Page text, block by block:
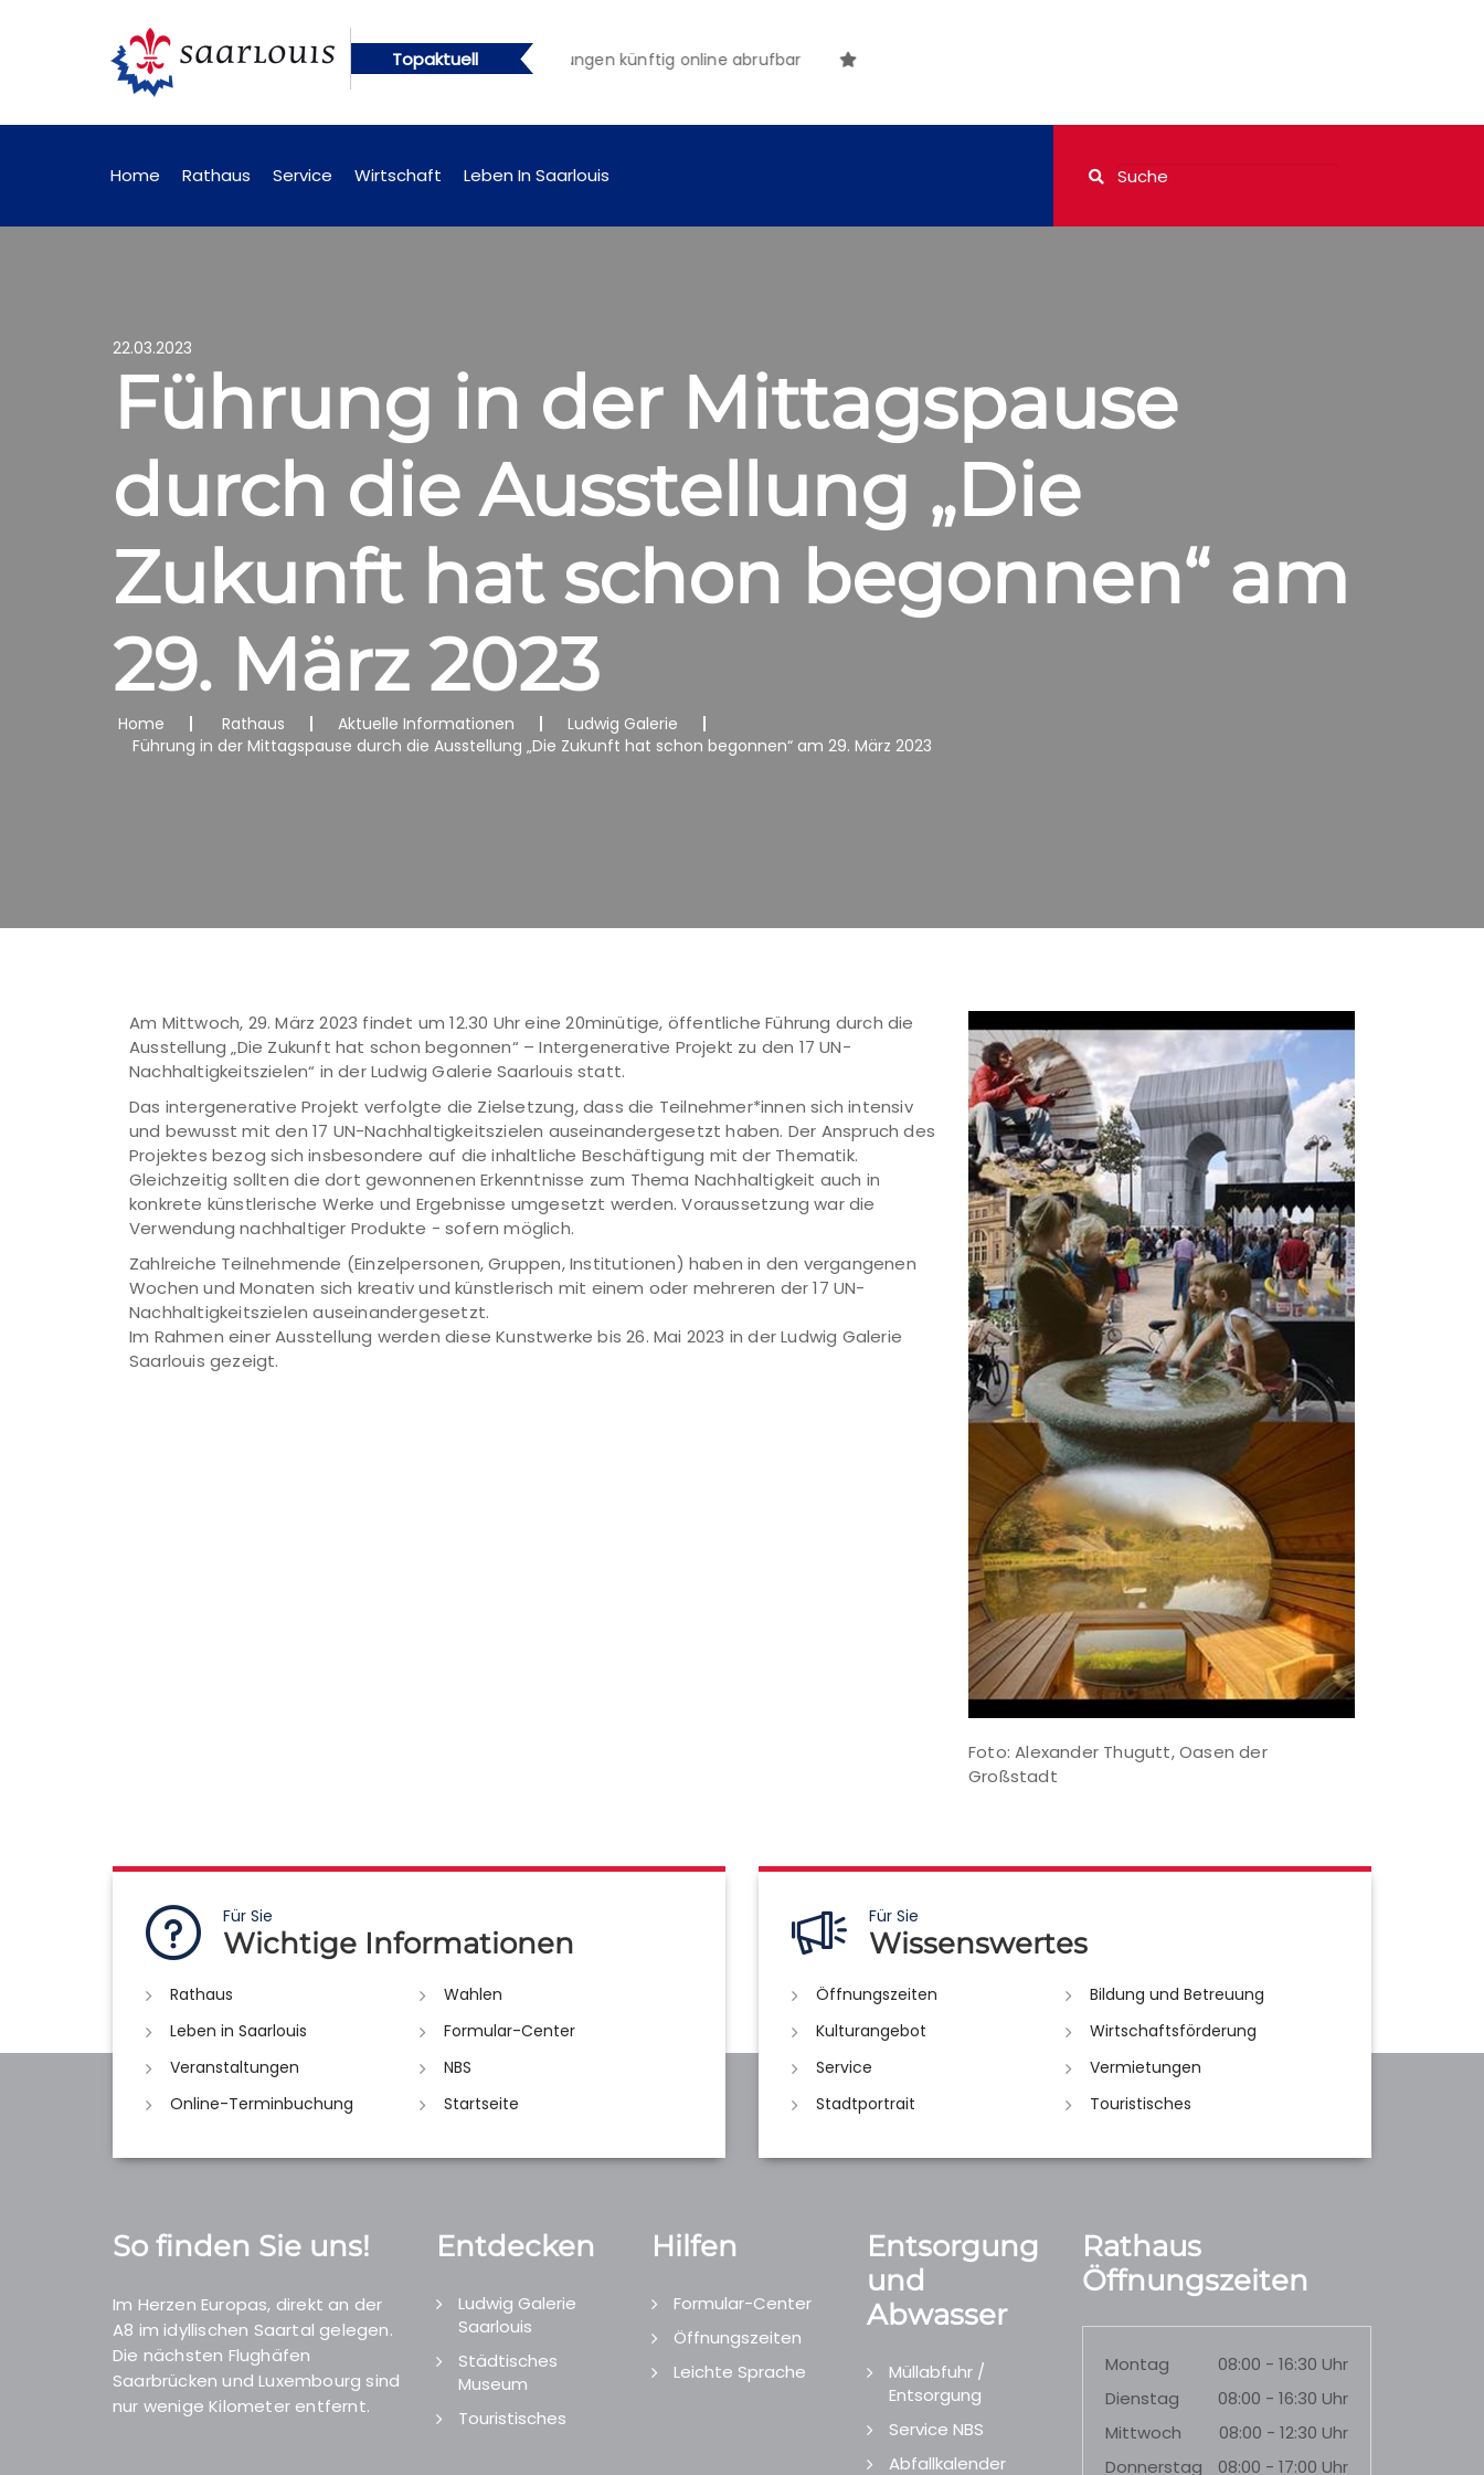
Topaktuell
künftig online abrufbar Öffentliche Bekanntmachungen künftig online abrufbar
Home Rathaus Service Wirtschaft Leben In Saarlouis
22.03.2023
Führung in der Mittagspause
durch die Ausstellung „Die
Zukunft hat schon begonnen“ am
29. März 2023
Home Rathaus Aktuelle Informationen
Ludwig Galerie
Führung in der Mittagspause durch die Ausstellung „Die Zukunft hat schon begonnen“ am 29. März 2023
Am Mittwoch, 29. März 2023 findet um 12.30 Uhr eine 20minütige, öffentliche Führung durch die
Ausstellung „Die Zukunft hat schon begonnen“ – Intergenerative Projekt zu den 17 UN-
Nachhaltigkeitszielen“ in der Ludwig Galerie Saarlouis statt.
Das intergenerative Projekt verfolgte die Zielsetzung, dass die Teilnehmer*innen sich intensiv
und bewusst mit den 17 UN-Nachhaltigkeitszielen auseinandergesetzt haben. Der Anspruch des
Projektes bezog sich insbesondere auf die inhaltliche Beschäftigung mit der Thematik.
Gleichzeitig sollten die dort gewonnenen Erkenntnisse zum Thema Nachhaltigkeit auch in
konkrete künstlerische Werke und Ergebnisse umgesetzt werden. Voraussetzung war die
Verwendung nachhaltiger Produkte - sofern möglich.
Zahlreiche Teilnehmende (Einzelpersonen, Gruppen, Institutionen) haben in den vergangenen
Wochen und Monaten sich kreativ und künstlerisch mit einem oder mehreren der 17 UN-
Nachhaltigkeitszielen auseinandergesetzt.
Im Rahmen einer Ausstellung werden diese Kunstwerke bis 26. Mai 2023 in der Ludwig Galerie
Saarlouis gezeigt.
Foto: Alexander Thugutt, Oasen der
Großstadt
Für Sie
Wichtige Informationen
Rathaus
Wahlen
Leben in Saarlouis
Formular-Center
Veranstaltungen
NBS
Online-Terminbuchung
Startseite
Für Sie
Wissenswertes
Öffnungszeiten
Bildung und Betreuung
Kulturangebot
Wirtschaftsförderung
Service
Vermietungen
Stadtportrait
Touristisches
So finden Sie uns!
Im Herzen Europas, direkt an der
A8 im idyllischen Saartal gelegen.
Die nächsten Flughäfen
Saarbrücken und Luxembourg sind
nur wenige Kilometer entfernt.
Entdecken
Ludwig Galerie
Saarlouis
Städtisches
Museum
Touristisches
Hilfen
Formular-Center
Öffnungszeiten
Leichte Sprache
Entsorgung
und
Abwasser
Müllabfuhr /
Entsorgung
Service NBS
Abfallkalender
Rathaus
Öffnungszeiten
Montag
08:00 - 16:30 Uhr
Dienstag
08:00 - 16:30 Uhr
Mittwoch
08:00 - 12:30 Uhr
Donnerstag
08:00 - 17:00 Uhr